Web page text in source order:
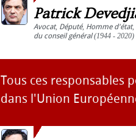
Patrick
Avocat, Député, Homme d'état,
du conseil général(1944 - 2020)
Tous ces responsables
dans l'Union